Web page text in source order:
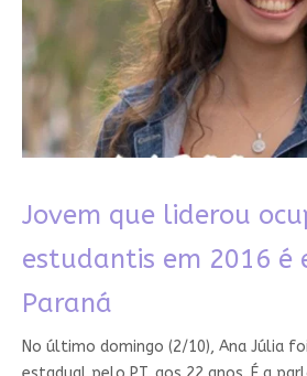
Jovem que liderou
estudantis em 2016 é
Paraná
No último domingo (2/10), Ana Júlia